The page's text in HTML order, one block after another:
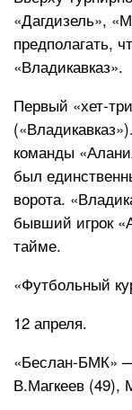
«Дагдизель»,
предполагать,
«Владикавказ».
Первый «хет-
команды
был
ворота.
бывший игрок
тайме.
«Футбольный
12 апреля.
«Беслан-БМК»
В.Магкеев (49),